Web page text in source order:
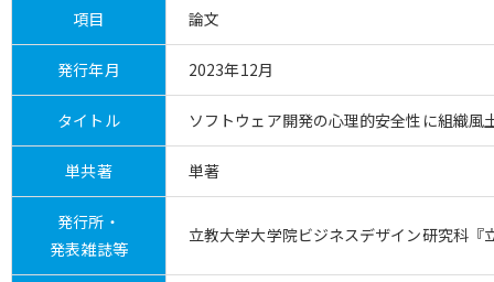
項目 論文
発行年月 2023年12月
タイトル ソフトウェア開発の心理的安全性に組織風
単共著 単著
発行所・
発表雑誌等
立教大学大学院ビジネスデザイン研究科『